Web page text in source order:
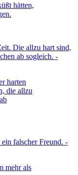
hätten,
harten
die allzu
mehr als